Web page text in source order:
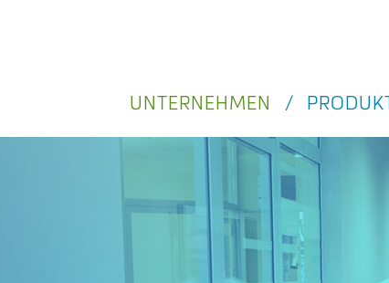
UNTERNEHMEN /